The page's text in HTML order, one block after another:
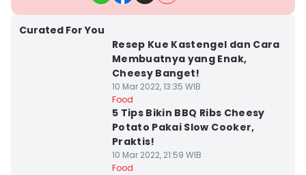
Curated For You
Resep Kue Kastengel dan Cara
Membuatnya yang Enak,
Cheesy Banget!
10 Mar 2022, 13:35 WIB
Food
5 Tips Bikin BBQ Ribs Cheesy
Potato Pakai Slow Cooker,
Praktis!
10 Mar 2022, 21:59 WIB
Food